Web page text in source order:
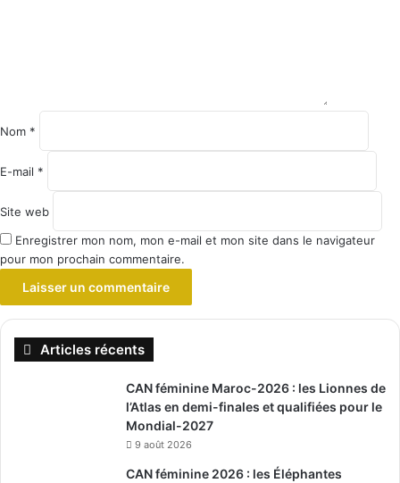
Nom *
E-mail *
Site web
Enregistrer mon nom, mon e-mail et mon site dans le navigateur
pour mon prochain commentaire.
Articles récents
CAN féminine Maroc-2026 : les Lionnes de
l’Atlas en demi-finales et qualifiées pour le
Mondial-2027
9 août 2026
CAN féminine 2026 : les Éléphantes